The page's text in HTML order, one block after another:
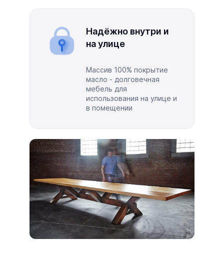
Надёжно внутри и
на улице
Массив 100% покрытие
масло - долговечная
мебель для
использования на улице и
в помещении